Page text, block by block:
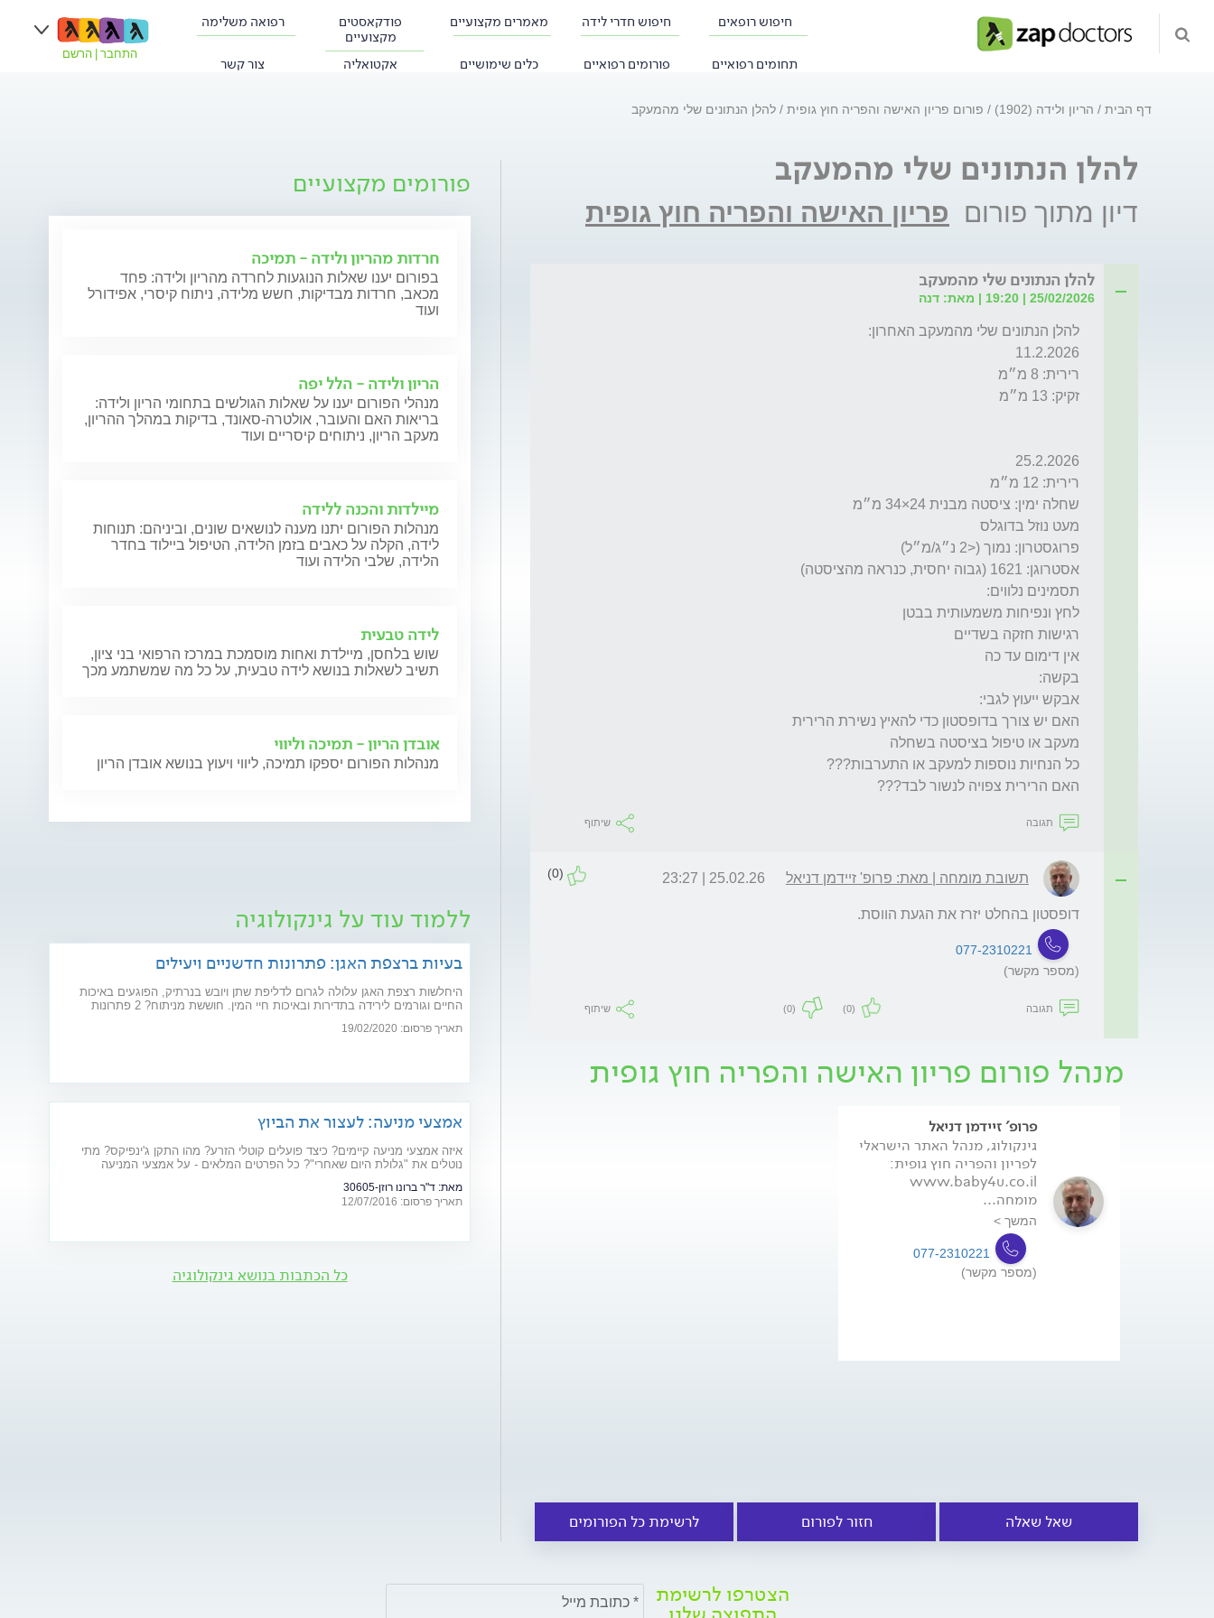
חיפוש רופאים חיפוש חדרי לידה מאמרים מקצועיים
פודקאסטים
מקצועיים
רפואה משלימה
תחומים רפואיים פורומים רפואיים כלים שימושיים אקטואליה צור קשר
התחבר הרשם
דף הבית הריון ולידה (1902) פורום פריון האישה והפריה חוץ גופית להלן הנתונים שלי מהמעקב
להלן הנתונים שלי מהמעקב
דיון מתוך פורום פריון האישה והפריה חוץ גופית
להלן הנתונים שלי מהמעקב
25/02/2026 | 19:20 | מאת: דנה
האם הרירית צפויה לנשור לבד???
תגובה שיתוף
תשובת מומחה | מאת: פרופ' זיידמן דניאל 25.02.26 | 23:27
(0)
דופסטון בהחלט יזרז את הגעת הווסת.
077-2310221
(מספר מקשר)
תגובה (0)
(0) שיתוף
מנהל פורום פריון האישה והפריה חוץ גופית
פרופ' זיידמן דניאל
גינקולוג, מנהל האתר הישראלי
לפריון והפריה חוץ גופית:
www.baby4u.co.il
מומחה...
המשך >
077-2310221
(מספר מקשר)
שאל שאלה חזור לפורום לרשימת כל הפורומים
פורומים מקצועיים
חרדות מהריון ולידה - תמיכה
בפורום יענו שאלות הנוגעות לחרדה מהריון ולידה: פחד
מכאב, חרדות מבדיקות, חשש מלידה, ניתוח קיסרי, אפידורל
ועוד
הריון ולידה - הלל יפה
מנהלי הפורום יענו על שאלות הגולשים בתחומי הריון ולידה:
בריאות האם והעובר, אולטרה-סאונד, בדיקות במהלך ההריון,
מעקב הריון, ניתוחים קיסריים ועוד
מיילדות והכנה ללידה
מנהלות הפורום יתנו מענה לנושאים שונים, וביניהם: תנוחות
לידה, הקלה על כאבים בזמן הלידה, הטיפול ביילוד בחדר
הלידה, שלבי הלידה ועוד
לידה טבעית
שוש בלחסן, מיילדת ואחות מוסמכת במרכז הרפואי בני ציון,
תשיב לשאלות בנושא לידה טבעית, על כל מה שמשתמע מכך
אובדן הריון - תמיכה וליווי
מנהלות הפורום יספקו תמיכה, ליווי ויעוץ בנושא אובדן הריון
ללמוד עוד על גינקולוגיה
בעיות ברצפת האגן: פתרונות חדשניים ויעילים
היחלשות רצפת האגן עלולה לגרום לדליפת שתן ויובש בנרתיק, הפוגעים באיכות
החיים וגורמים לירידה בתדירות ובאיכות חיי המין. חוששת מניתוח? 2 פתרונות
תאריך פרסום: 19/02/2020
אמצעי מניעה: לעצור את הביוץ
איזה אמצעי מניעה קיימים? כיצד פועלים קוטלי הזרע? מהו התקן ג'ינפיקס? מתי
נוטלים את "גלולת היום שאחרי"? כל הפרטים המלאים - על אמצעי המניעה
מאת: ד"ר ברונו רוזן-30605
תאריך פרסום: 12/07/2016
כל הכתבות בנושא גינקולוגיה
הצטרפו לרשימת